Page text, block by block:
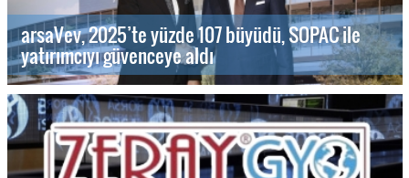
arsaVev, 2025’te yüzde 107 büyüdü, SOPAC ile
yatırımcıyı güvenceye aldı